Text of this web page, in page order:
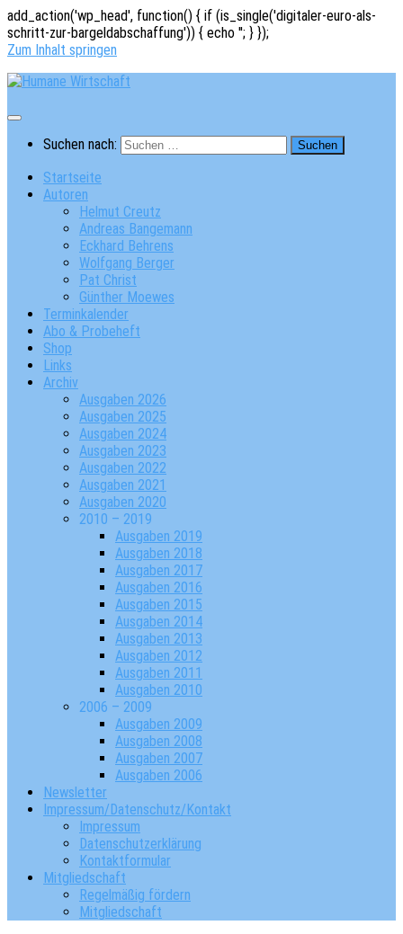
add_action('wp_head', function() { if (is_single('digitaler-euro-als-
schritt-zur-bargeldabschaffung')) { echo ''; } });
Zum Inhalt springen
Suchen nach:
Startseite
Autoren
Helmut Creutz
Andreas Bangemann
Eckhard Behrens
Wolfgang Berger
Pat Christ
Günther Moewes
Terminkalender
Abo & Probeheft
Shop
Links
Archiv
Ausgaben 2026
Ausgaben 2025
Ausgaben 2024
Ausgaben 2023
Ausgaben 2022
Ausgaben 2021
Ausgaben 2020
2010 – 2019
Ausgaben 2019
Ausgaben 2018
Ausgaben 2017
Ausgaben 2016
Ausgaben 2015
Ausgaben 2014
Ausgaben 2013
Ausgaben 2012
Ausgaben 2011
Ausgaben 2010
2006 – 2009
Ausgaben 2009
Ausgaben 2008
Ausgaben 2007
Ausgaben 2006
Newsletter
Impressum/Datenschutz/Kontakt
Impressum
Datenschutzerklärung
Kontaktformular
Mitgliedschaft
Regelmäßig fördern
Mitgliedschaft